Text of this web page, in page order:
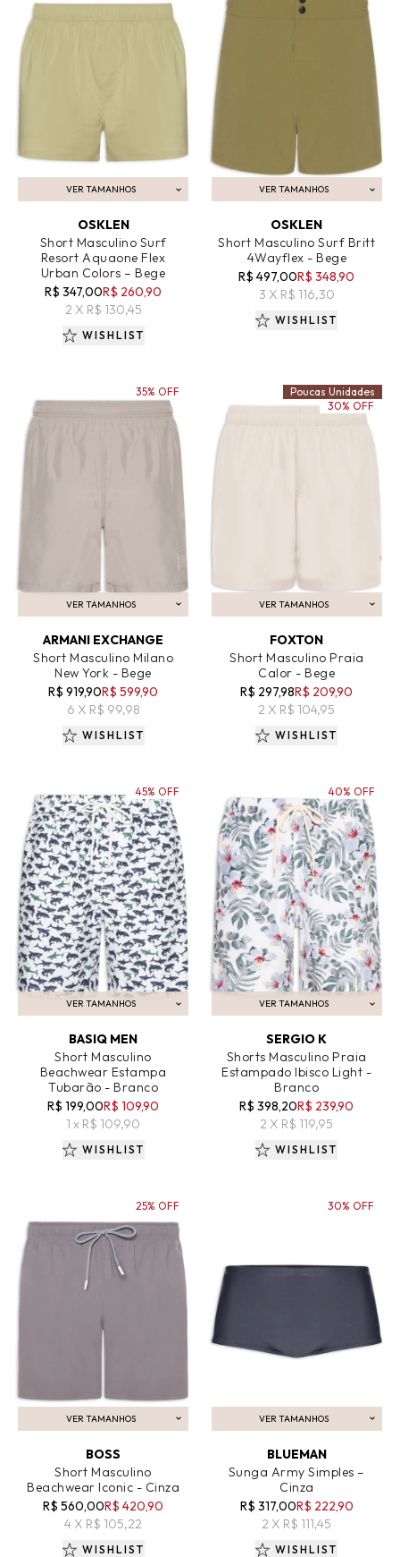
VER TAMANHOS
ADICIONAR AO CARRINHO
OSKLEN
Short Masculino Surf
Resort Aquaone Flex
Urban Colors – Bege
R$ 347,00R$ 260,90
2 X R$ 130,45
WISHLIST
VER TAMANHOS
ADICIONAR AO CARRINHO
OSKLEN
Short Masculino Surf Britt
4Wayflex - Bege
R$ 497,00R$ 348,90
3 X R$ 116,30
WISHLIST
VER TAMANHOS
ADICIONAR AO CARRINHO
ARMANI EXCHANGE
Short Masculino Milano
New York - Bege
R$ 919,90R$ 599,90
6 X R$ 99,98
35% OFF
WISHLIST
VER TAMANHOS
ADICIONAR AO CARRINHO
FOXTON
Short Masculino Praia
Calor - Bege
R$ 297,98R$ 209,90
2 X R$ 104,95
Poucas Unidades
30% OFF
WISHLIST
VER TAMANHOS
ADICIONAR AO CARRINHO
BASIQ MEN
Short Masculino
Beachwear Estampa
Tubarão - Branco
R$ 199,00R$ 109,90
1 x R$ 109,90
45% OFF
WISHLIST
VER TAMANHOS
ADICIONAR AO CARRINHO
SERGIO K
Shorts Masculino Praia
Estampado Ibisco Light -
Branco
R$ 398,20R$ 239,90
2 X R$ 119,95
40% OFF
WISHLIST
VER TAMANHOS
ADICIONAR AO CARRINHO
BOSS
Short Masculino
Beachwear Iconic - Cinza
R$ 560,00R$ 420,90
4 X R$ 105,22
25% OFF
WISHLIST
VER TAMANHOS
ADICIONAR AO CARRINHO
BLUEMAN
Sunga Army Simples –
Cinza
R$ 317,00R$ 222,90
2 X R$ 111,45
30% OFF
WISHLIST